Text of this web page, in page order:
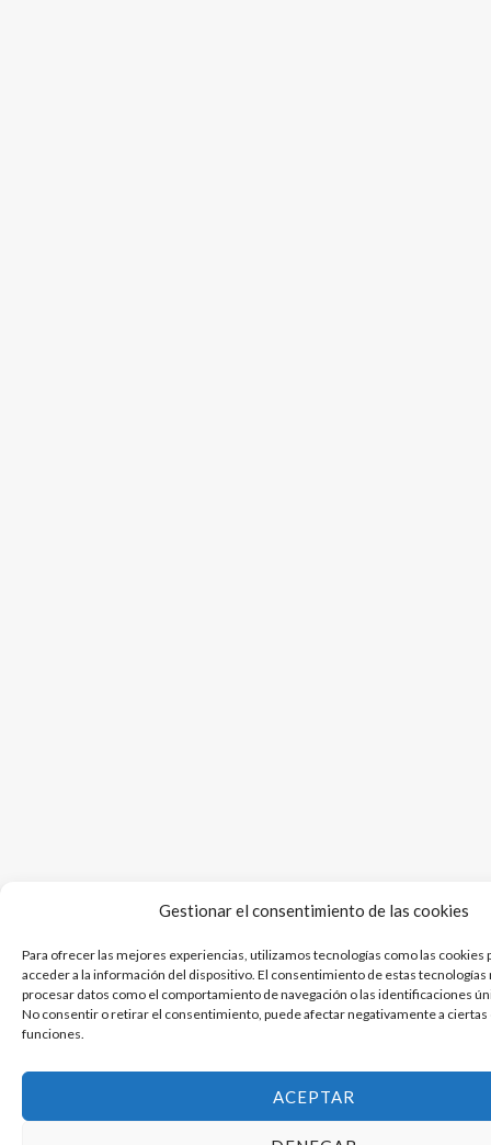
Gestionar el consentimiento de las cookies
Para ofrecer las mejores experiencias, utilizamos tecnologías como las cookies
acceder a la información del dispositivo. El consentimiento de estas
procesar datos como el comportamiento de navegación o las identificaciones
No consentir o retirar el consentimiento, puede afectar negativamente a
funciones.
ACEPTAR